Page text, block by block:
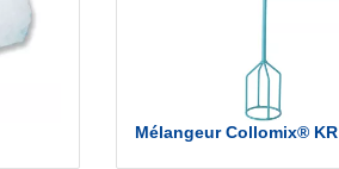
Mélangeur Collomix® KR